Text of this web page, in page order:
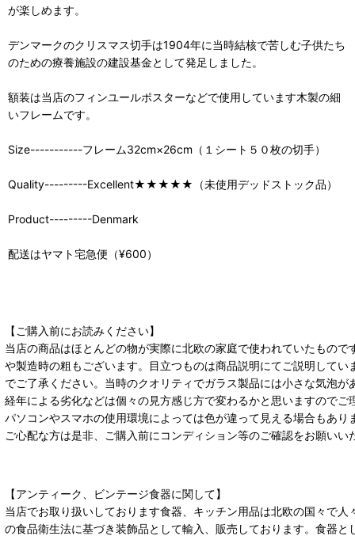
が楽しめます。
デンマークのクリスマス切手は1904年に当時結核で苦しむ子供たち
のための療養施設の建設基金として発足しました。
額装は当店のフィンユールポスターなどで使用しています木製の細
いフレームです。
Size-----------フレーム32cm×26cm（１シート５０枚の切手）
Quality---------Excellent★★★★★（未使用デッドストック品）
Product---------Denmark
配送はヤマト宅急便（¥600）
【ご購入前にお読みください】
当店の商品はほとんどの物が実際に北欧の家庭で使われていたもの
や製造時の粗もございます。目立つものは商品説明にてご説明して
でご了承ください。当時のクオリティでガラス製品には小さな気泡が
経年による劣化などは個々の見方感じ方で変わるかと思いますのでご
パソコンやスマホの使用環境によっては色が違って見える場合もあ
ご心配な方は是非、ご購入前にコンディション等のご確認をお願い
【アンティーク、ビンテージ食器に関して】
当店でお取り扱いしております食器、キッチン用品は北欧の国々で
の食品衛生法に基づき装飾品として輸入、販売しております。食器